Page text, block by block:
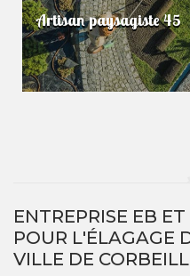
Artisan paysagiste 45
ENTREPRISE EB
POUR L'ÉLAGAGE
VILLE DE